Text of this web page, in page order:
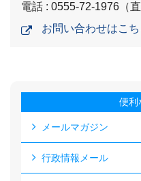
電話 : 0555-72-1976（直
お問い合わせはこち
便利
メールマガジン
行政情報メール